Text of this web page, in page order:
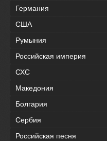
Германия
США
Румыния
Российская империя
СХС
Македония
Болгария
Сербия
Российская песня